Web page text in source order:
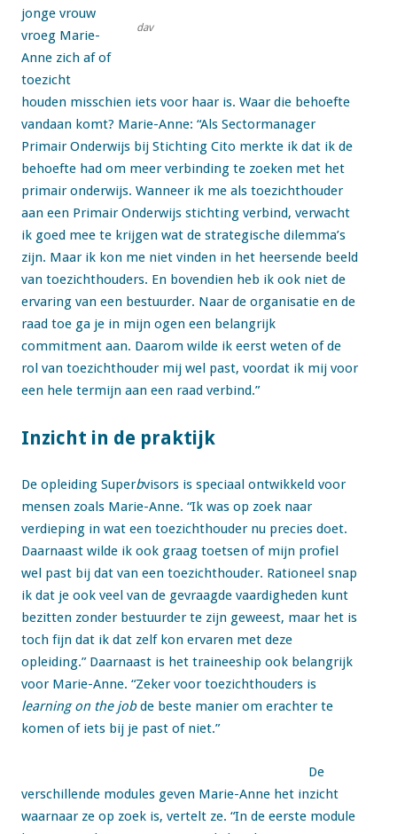
dav
jonge vrouw
vroeg Marie-
Anne zich af of
toezicht
houden misschien iets voor haar is. Waar die behoefte
vandaan komt? Marie-Anne: “Als Sectormanager
Primair Onderwijs bij Stichting Cito merkte ik dat ik de
behoefte had om meer verbinding te zoeken met het
primair onderwijs. Wanneer ik me als toezichthouder
aan een Primair Onderwijs stichting verbind, verwacht
ik goed mee te krijgen wat de strategische dilemma’s
zijn. Maar ik kon me niet vinden in het heersende beeld
van toezichthouders. En bovendien heb ik ook niet de
ervaring van een bestuurder. Naar de organisatie en de
raad toe ga je in mijn ogen een belangrijk
commitment aan. Daarom wilde ik eerst weten of de
rol van toezichthouder mij wel past, voordat ik mij voor
een hele termijn aan een raad verbind.”
Inzicht in de praktijk
De opleiding Superbvisors is speciaal ontwikkeld voor
mensen zoals Marie-Anne. “Ik was op zoek naar
verdieping in wat een toezichthouder nu precies doet.
Daarnaast wilde ik ook graag toetsen of mijn profiel
wel past bij dat van een toezichthouder. Rationeel snap
ik dat je ook veel van de gevraagde vaardigheden kunt
bezitten zonder bestuurder te zijn geweest, maar het is
toch fijn dat ik dat zelf kon ervaren met deze
opleiding.” Daarnaast is het traineeship ook belangrijk
voor Marie-Anne. “Zeker voor toezichthouders is
learning on the jobde beste manier om erachter te
komen of iets bij je past of niet.”
De
verschillende modules geven Marie-Anne het inzicht
waarnaar ze op zoek is, vertelt ze. “In de eerste module